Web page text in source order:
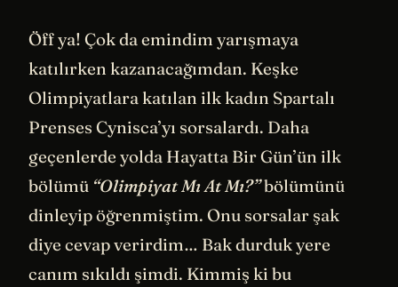
Öff ya! Çok da emindim yarışmaya
katılırken kazanacağımdan. Keşke
Olimpiyatlara katılan ilk kadın Spartalı
Prenses Cynisca’yı sorsalardı. Daha
geçenlerde yolda Hayatta Bir Gün’ün ilk
bölümü “Olimpiyat Mı At Mı?”bölümünü
dinleyip öğrenmiştim. Onu sorsalar şak
diye cevap verirdim… Bak durduk yere
canım sıkıldı şimdi. Kimmiş ki bu